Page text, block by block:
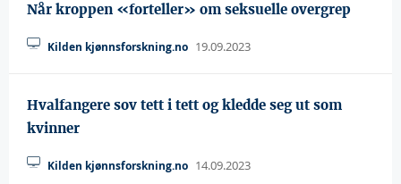
Når kroppen «forteller» om seksuelle overgrep
Kilden kjønnsforskning.no 19.09.2023
Hvalfangere sov tett i tett og kledde seg ut som
kvinner
Kilden kjønnsforskning.no 14.09.2023